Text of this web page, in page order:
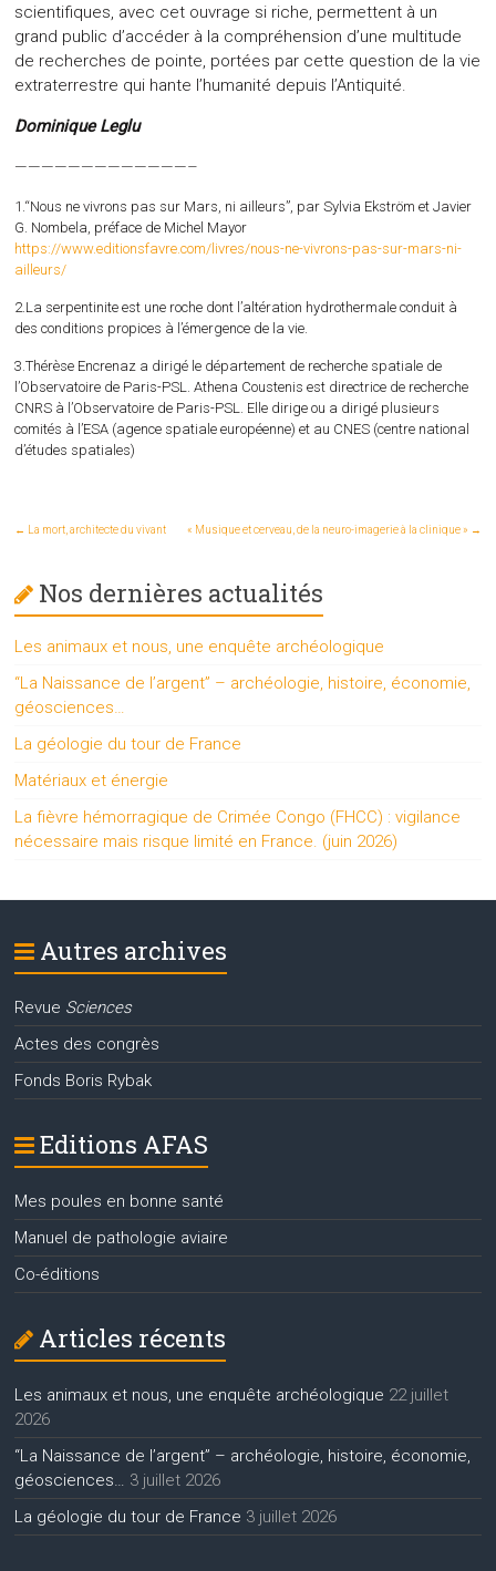
scientifiques, avec cet ouvrage si riche, permettent à un
grand public d’accéder à la compréhension d’une multitude
de recherches de pointe, portées par cette question de la vie
extraterrestre qui hante l’humanité depuis l’Antiquité.
Dominique Leglu
—————————————–
1.“Nous ne vivrons pas sur Mars, ni ailleurs”, par Sylvia Ekström et Javier
G. Nombela, préface de Michel Mayor
https://www.editionsfavre.com/livres/nous-ne-vivrons-pas-sur-mars-ni-
ailleurs/
2.La serpentinite est une roche dont l’altération hydrothermale conduit à
des conditions propices à l’émergence de la vie.
3.Thérèse Encrenaz a dirigé le département de recherche spatiale de
l’Observatoire de Paris-PSL. Athena Coustenis est directrice de recherche
CNRS à l’Observatoire de Paris-PSL. Elle dirige ou a dirigé plusieurs
comités à l’ESA (agence spatiale européenne) et au CNES (centre national
d’études spatiales)
← La mort, architecte du vivant « Musique et cerveau, de la neuro-imagerie à la clinique » →
Nos dernières actualités
Les animaux et nous, une enquête archéologique
“La Naissance de l’argent” – archéologie, histoire, économie,
géosciences…
La géologie du tour de France
Matériaux et énergie
La fièvre hémorragique de Crimée Congo (FHCC) : vigilance
nécessaire mais risque limité en France. (juin 2026)
Autres archives
Revue Sciences
Actes des congrès
Fonds Boris Rybak
Editions AFAS
Mes poules en bonne santé
Manuel de pathologie aviaire
Co-éditions
Articles récents
Les animaux et nous, une enquête archéologique 22 juillet
2026
“La Naissance de l’argent” – archéologie, histoire, économie,
géosciences…
3 juillet 2026
La géologie du tour de France 3 juillet 2026